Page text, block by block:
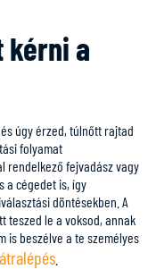
kérni a
úgy érzed, túlnőtt rajtad
folyamat
rendelkező fejvadász vagy
a cégedet is, így
döntésekben. A
teszed le a voksod, annak
is beszélve a te személyes